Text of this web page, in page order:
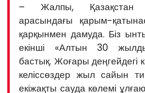
– Жалпы,
арасындағы қарым-
қарқынмен дамуда. Біз
екінші «Алтын 30
бастық. Жоғары деңгейдегі
келіссөздер жыл сайын
екіжақты сауда көлемі